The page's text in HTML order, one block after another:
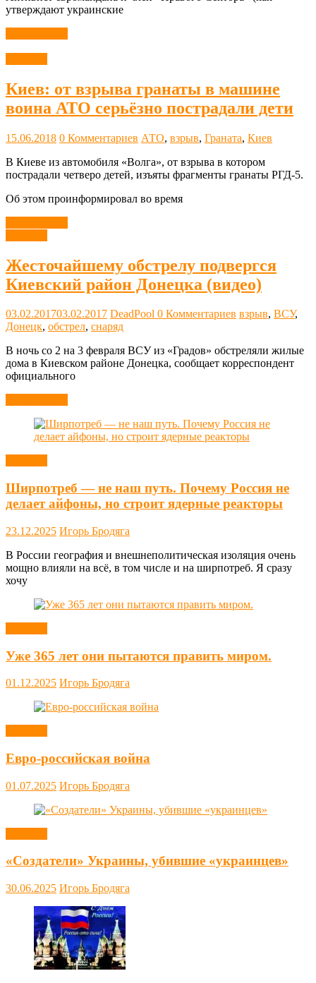
утверждают украинские
Киев: от взрыва гранаты в машине
воина АТО серьёзно пострадали дети
15.06.2018 0 Комментариев АТО, взрыв, Граната, Киев
В Киеве из автомобиля «Волга», от взрыва в котором
пострадали четверо детей, изъяты фрагменты гранаты РГД-5.
Об этом проинформировал во время
Жесточайшему обстрелу подвергся
Киевский район Донецка (видео)
03.02.201703.02.2017 DeadPool 0 Комментариев взрыв, ВСУ,
Донецк, обстрел, снаряд
В ночь со 2 на 3 февраля ВСУ из «Градов» обстреляли жилые
дома в Киевском районе Донецка, сообщает корреспондент
официального
Ширпотреб — не наш путь. Почему Россия не
делает айфоны, но строит ядерные реакторы
23.12.2025 Игорь Бродяга
В России география и внешнеполитическая изоляция очень
мощно влияли на всё, в том числе и на ширпотреб. Я сразу
хочу
Уже 365 лет они пытаются править миром.
01.12.2025 Игорь Бродяга
Евро-российская война
01.07.2025 Игорь Бродяга
«Создатели» Украины, убившие «украинцев»
30.06.2025 Игорь Бродяга